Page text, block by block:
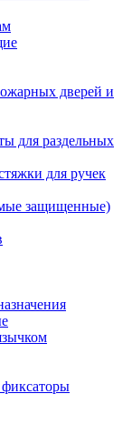
дверей и
для раздельных
для ручек
защищенные)